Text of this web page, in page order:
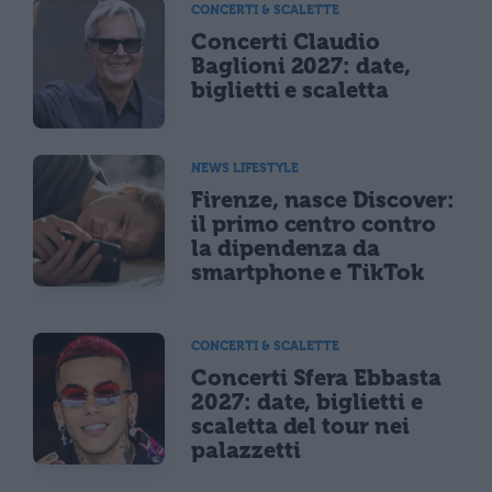
CONCERTI & SCALETTE
Concerti Claudio
Baglioni 2027: date,
biglietti e scaletta
NEWS LIFESTYLE
Firenze, nasce Discover:
il primo centro contro
la dipendenza da
smartphone e TikTok
CONCERTI & SCALETTE
Concerti Sfera Ebbasta
2027: date, biglietti e
scaletta del tour nei
palazzetti